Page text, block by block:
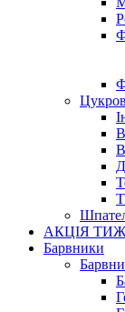
АКЦІЯ
Барвники